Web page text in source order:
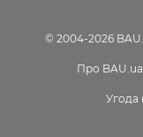
© 2004-2026
Про BAU.ua
Угода